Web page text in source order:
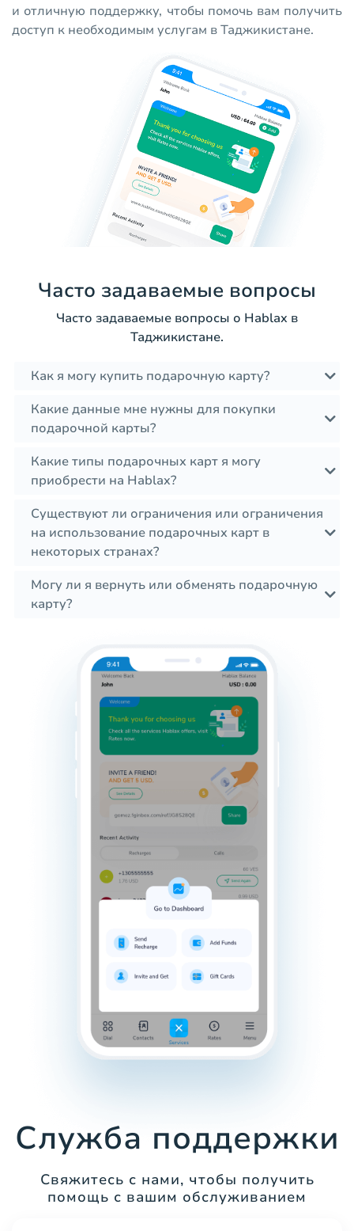
и отличную поддержку, чтобы помочь вам получить
доступ к необходимым услугам в Таджикистане.
Часто задаваемые вопросы
Часто задаваемые вопросы о Hablax в
Таджикистане.
Как я могу купить подарочную карту?
Какие данные мне нужны для покупки
подарочной карты?
Какие типы подарочных карт я могу
приобрести на Hablax?
Существуют ли ограничения или ограничения
на использование подарочных карт в
некоторых странах?
Могу ли я вернуть или обменять подарочную
карту?
Служба поддержки
Свяжитесь с нами, чтобы получить
помощь с вашим обслуживанием